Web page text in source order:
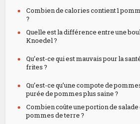
Combien de calories contient 1
?
Quelle est la différence entre une
Knoedel ?
Qu’est-ce qui est mauvais pour la
frites ?
Qu’est-ce qu’une compote de
purée de pommes plus saine ?
Combien coûte une portion de salade
pommes de terre ?